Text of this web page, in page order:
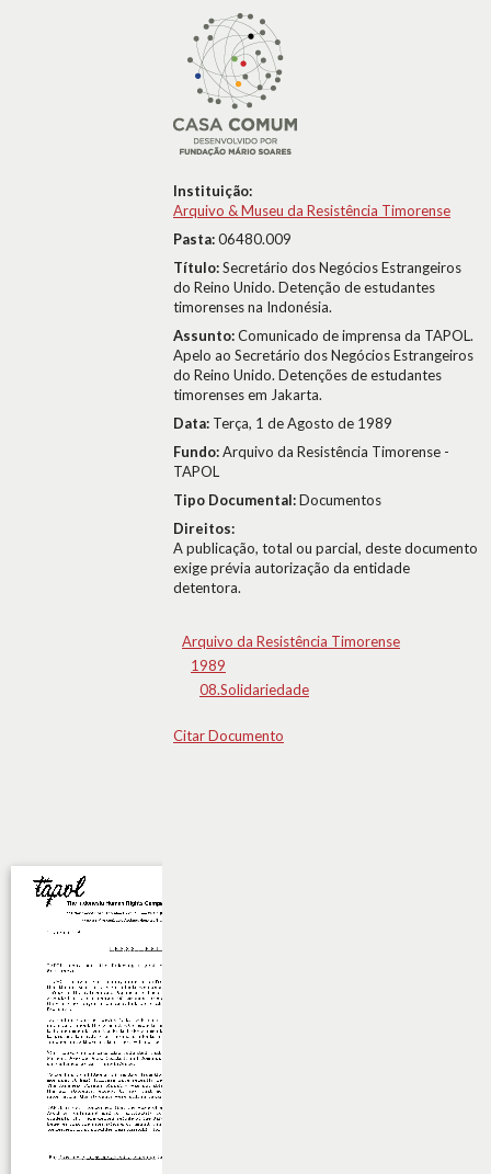
Instituição:
Arquivo & Museu da Resistência Timorense
Pasta:06480.009
Título:Secretário dos Negócios Estrangeiros
do Reino Unido. Detenção de estudantes
timorenses na Indonésia.
Assunto:Comunicado de imprensa da TAPOL.
Apelo ao Secretário dos Negócios Estrangeiros
do Reino Unido. Detenções de estudantes
timorenses em Jakarta.
Data: Terça, 1 de Agosto de 1989
Fundo:Arquivo da Resistência Timorense -
TAPOL
Tipo Documental:Documentos
Direitos:
A publicação, total ou parcial, deste documento
exige prévia autorização da entidade
detentora.
Arquivo da Resistência Timorense
1989
08.Solidariedade
Citar Documento